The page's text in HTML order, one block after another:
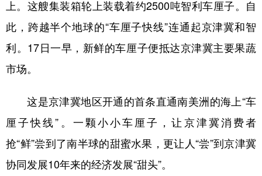
地方频道
北京 天津 河北 山西
山东 河南 湖北 湖南
广东 广西 海南 重庆
上。这艘集装箱轮上装载着约2500吨智利车厘子。自
此，跨越半个地球的“车厘子快线”连通起京津冀和智
利。17日一早，新鲜的车厘子便抵达京津冀主要果蔬
市场。
这是京津冀地区开通的首条直通南美洲的海上“车
厘子快线”。一颗小小车厘子，让京津冀消费者
抢“鲜”尝到了南半球的甜蜜水果，更让人“尝”到京津冀
协同发展10年来的经济发展“甜头”。